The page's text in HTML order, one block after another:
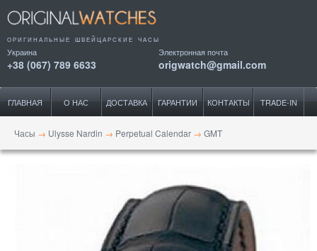
ОРИГИНАЛЬНЫЕ ШВЕЙЦАРСКИЕ ЧАСЫ
Украина
+38 (067) 789 6633
Электронная почта
origwatch@gmail.com
ГЛАВНАЯ О НАС ДОСТАВКА ГАРАНТИИ КОНТАКТЫ TRADE-IN
Часы → Ulysse Nardin → Perpetual Calendar → GMT